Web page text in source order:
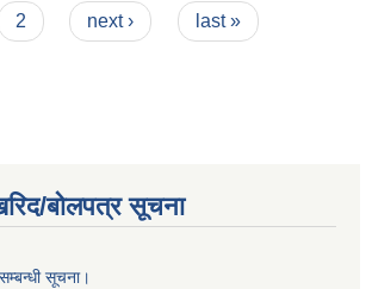
2 next › last »
बोलपत्र सूचना
सूचना।